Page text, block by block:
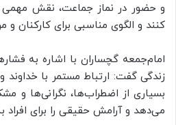
و حضور در نماز جماعت، نقش مهمی
کنند و الگوی مناسبی برای کارکنان و
امام‌جمعه گچساران با اشاره به
زندگی گفت: ارتباط مستمر با خداوند
بسیاری از اضطراب‌ها، نگرانی‌ها و
می‌دهد و آرامش حقیقی را برای افراد